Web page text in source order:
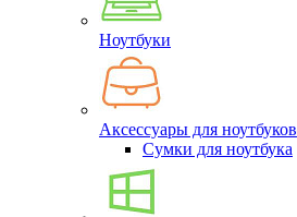
Ноутбуки
Аксессуары для ноутбуков
Сумки для ноутбука